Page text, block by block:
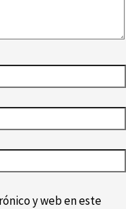
y web en este